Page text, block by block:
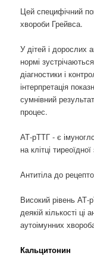
Цей специфічний
хвороби Грейвса.
У дітей і дорослих
нормі
діагностики і
інтерпретація
сумнівний
процес.
АТ-рТТГ - є
на клітці
Антитіла до
Високий рівень
деякій кількості ці
аутоімунних
Кальцитонин